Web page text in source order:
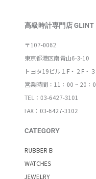
高級時計専門店 GLINT
〒107-0062
東京都港区南青山6-3-10
トヨタ19ビル１F・２F・
営業時間：11：00 ~ 20：
TEL：03-6427-3101
FAX：03-6427-3102
CATEGORY
RUBBER B
WATCHES
JEWELRY